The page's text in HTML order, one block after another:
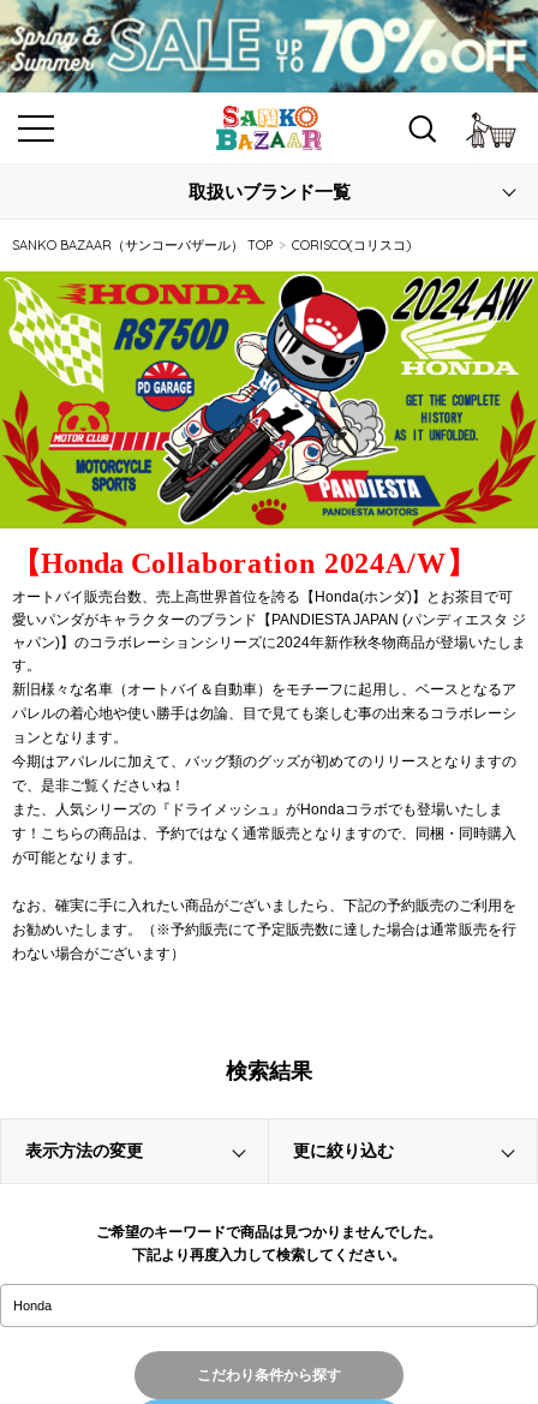
取扱いブランド一覧
SANKO BAZAAR（サンコーバザール） TOP CORISCO(コリスコ)
【Honda Collaboration 2024A/W】
オートバイ販売台数、売上高世界首位を誇る【Honda(ホンダ)】とお茶目で可
愛いパンダがキャラクターのブランド【PANDIESTA JAPAN (パンディエスタ ジ
ャパン)】のコラボレーションシリーズに2024年新作秋冬物商品が登場いたしま
す。
新旧様々な名車（オートバイ＆自動車）をモチーフに起用し、ベースとなるア
パレルの着心地や使い勝手は勿論、目で見ても楽しむ事の出来るコラボレーシ
ョンとなります。
今期はアパレルに加えて、バッグ類のグッズが初めてのリリースとなりますの
で、是非ご覧くださいね！
また、人気シリーズの『ドライメッシュ』がHondaコラボでも登場いたしま
す！こちらの商品は、予約ではなく通常販売となりますので、同梱・同時購入
が可能となります。
なお、確実に手に入れたい商品がございましたら、下記の予約販売のご利用を
お勧めいたします。（※予約販売にて予定販売数に達した場合は通常販売を行
わない場合がございます）
検索結果
表示方法の変更 更に絞り込む
ご希望のキーワードで商品は見つかりませんでした。
下記より再度入力して検索してください。
こだわり条件から探す